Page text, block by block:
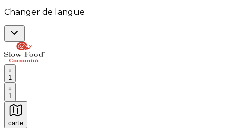
Changer de langue
1
1
carte